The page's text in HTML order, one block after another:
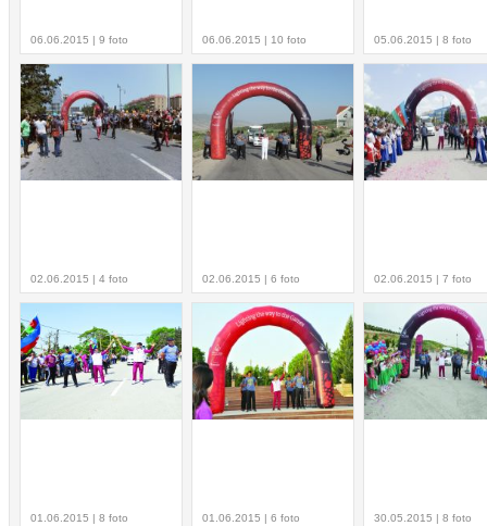
06.06.2015 | 9 foto 06.06.2015 | 10 foto 05.06.2015 | 8 foto
02.06.2015 | 4 foto 02.06.2015 | 6 foto 02.06.2015 | 7 foto
01.06.2015 | 8 foto 01.06.2015 | 6 foto 30.05.2015 | 8 foto